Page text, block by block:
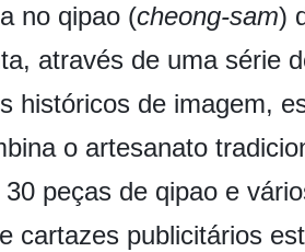
no qipao (cheong-sam)
através de uma série
históricos de imagem,
o artesanato
30 peças de qipao e
cartazes publicitários